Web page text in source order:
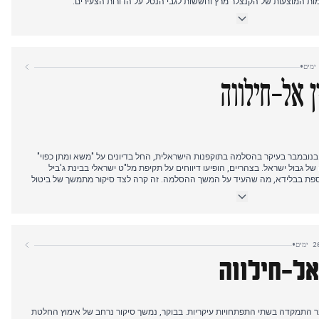
היו מעורבים דוד ברקאי וכריסטינה בלוק זכה לבולטות, לצד דיווחים על
לשחרור תיקי אפשטיין, בעקבות ויתורו המוקדם של הנשיא טראמפ, הפכה
נרחב בכל כלי התקשורת הגרמניים.
•
אל-חילווה
כלי התקשורת בלבנון התמקדו ב-18 בנובמבר בעיקר בהסלמה בתוקפנות הישראלית, החל בדיונים על "משא ומתן כפוי"
של גבול ישראל. בצהריים, הופיעו דיווחים על תקיפת מל"ט ישראלי בבינת ג'ביל
בבלידא, מה שהעיד על המשך ההסלמה. זה קרה לצד סיקור מתמשך של ביטול
•
חילווה
ב-18 בנובמבר התמקדה בשתי התפתחויות עיקריות. בבוקר, נמשך סיקור נרחב של אימוץ החלטת